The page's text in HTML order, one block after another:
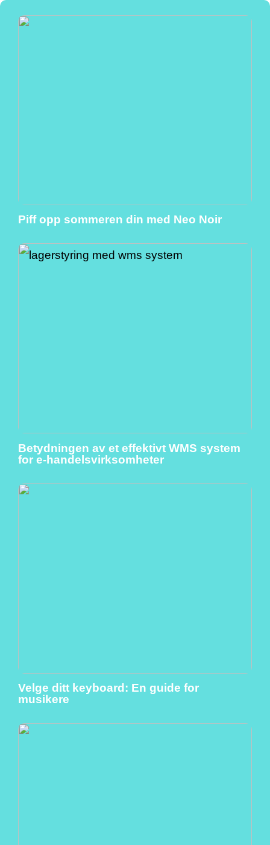
Piff opp sommeren din med Neo Noir
Betydningen av et effektivt WMS system
for e-handelsvirksomheter
Velge ditt keyboard: En guide for
musikere